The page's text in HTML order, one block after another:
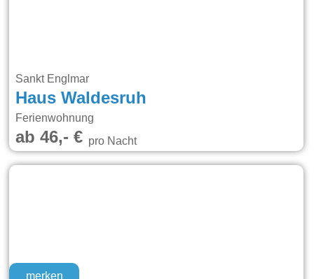
Sankt Englmar
Haus Waldesruh
Ferienwohnung
ab 46,- €pro Nacht
merken